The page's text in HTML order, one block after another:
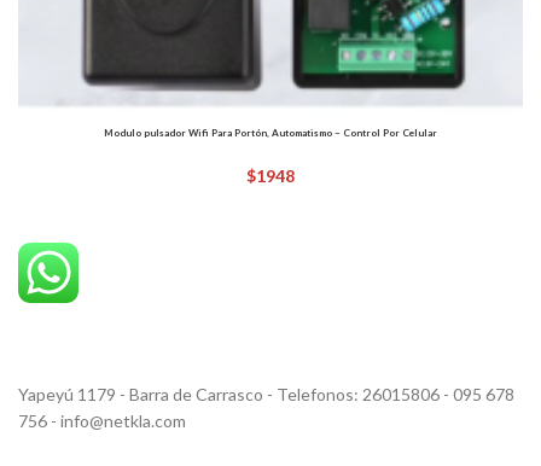
Modulo pulsador Wifi Para Portón, Automatismo – Control Por Celular
$1948
Yapeyú 1179 - Barra de Carrasco - Telefonos: 26015806 - 095 678
756 - info@netkla.com